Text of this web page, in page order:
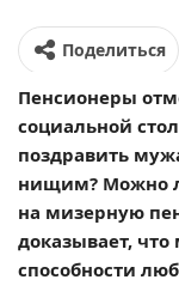
Поделиться
Пенсионеры
социальной
поздравить
нищим? Можно
на мизерную
доказывает,
способности